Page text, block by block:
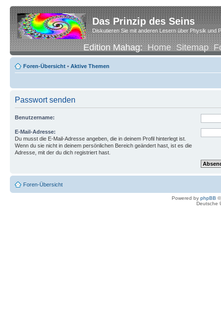
Das Prinzip des Seins
Diskutieren Sie mit anderen Lesern über Physik und
Edition Mahag:Home Sitemap
Foren-Übersicht • Aktive Themen
Passwort senden
Benutzername:
E-Mail-Adresse:
Du musst die E-Mail-Adresse angeben, die in deinem Profil hinterlegt ist.
Wenn du sie nicht in deinem persönlichen Bereich geändert hast, ist es die
Adresse, mit der du dich registriert hast.
Foren-Übersicht
Powered by phpBB
Deutsche